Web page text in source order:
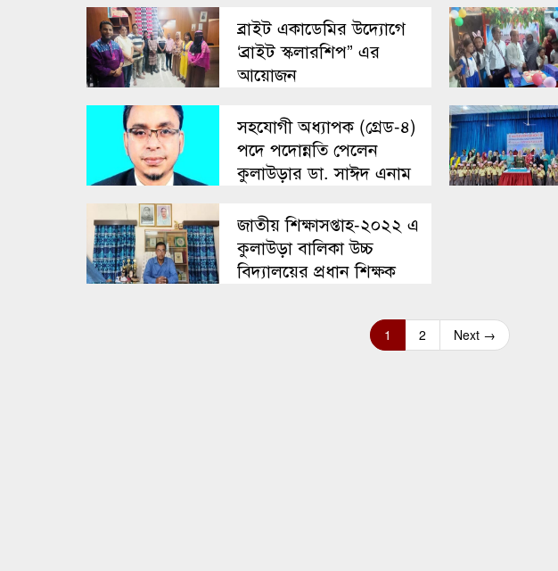
ব্রাইট একাডেমির উদ্যোগে
‘ব্রাইট স্কলারশিপ” এর
আয়োজন
সহযোগী অধ্যাপক (গ্রেড-৪)
পদে পদোন্নতি পেলেন
কুলাউড়ার ডা. সাঈদ এনাম
জাতীয় শিক্ষাসপ্তাহ-২০২২ এ
কুলাউড়া বালিকা উচ্চ
বিদ্যালয়ের প্রধান শিক্ষক
প্রতিষ্ঠান প্রধান নির্বাচিত
1 2 Next →